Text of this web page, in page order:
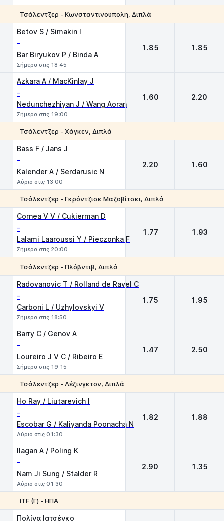
Τσάλεντζερ - Κωνσταντινούπολη, Διπλά
Betov S / Simakin I
-
Bar Biryukov P / Binda A
Σήμερα στις 18:45
1.85 1.85
Azkara A / MacKinlay J
-
Nedunchezhiyan J / Wang Aoran
Σήμερα στις 19:00
1.60 2.20
Τσάλεντζερ - Χάγκεν, Διπλά
Bass F / Jans J
-
Kalender A / Serdarusic N
Αύριο στις 13:00
2.20 1.60
Τσάλεντζερ - Γκρόντζισκ Μαζοβίτσκι, Διπλά
Cornea V V / Cukierman D
-
Lalami Laaroussi Y / Pieczonka F
Σήμερα στις 20:00
1.77 1.93
Τσάλεντζερ - Πλόβντιβ, Διπλά
Radovanovic T / Rolland de Ravel C
-
Carboni L / Uzhylovskyi V
Σήμερα στις 18:50
1.75 1.95
Barry C / Genov A
-
Loureiro J V C / Ribeiro E
Σήμερα στις 19:15
1.47 2.50
Τσάλεντζερ - Λέξινγκτον, Διπλά
Ho Ray / Liutarevich I
-
Escobar G / Kaliyanda Poonacha N
Αύριο στις 01:30
1.82 1.88
Ilagan A / Poling K
-
Nam Ji Sung / Stalder R
Αύριο στις 01:30
2.90 1.35
ITF (Γ) - ΗΠΑ
Πολίνα Ιατσένκο